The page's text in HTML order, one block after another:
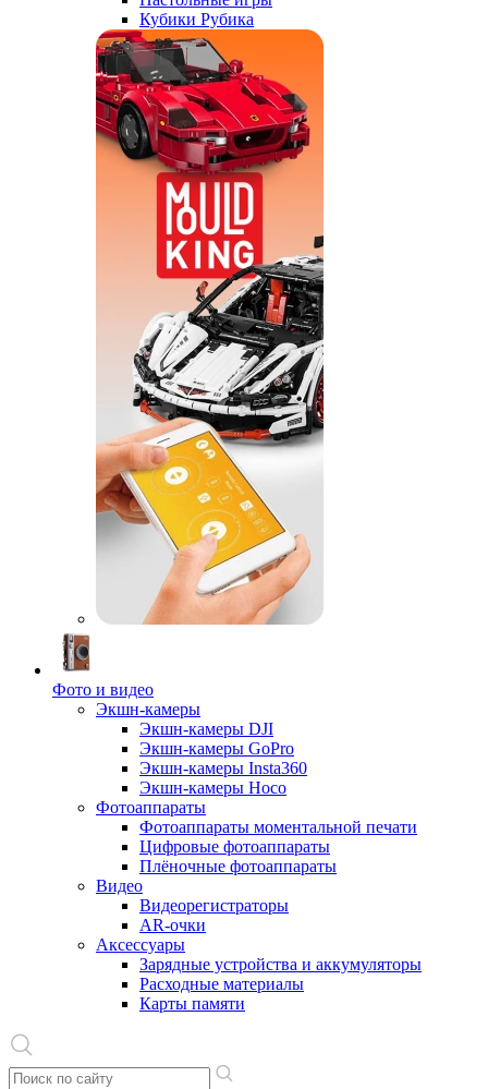
Кубики Рубика
Фото и видео
Экшн-камеры
Экшн-камеры DJI
Экшн-камеры GoPro
Экшн-камеры Insta360
Экшн-камеры Hoco
Фотоаппараты
Фотоаппараты моментальной печати
Цифровые фотоаппараты
Плёночные фотоаппараты
Видео
Видеорегистраторы
AR-очки
Аксессуары
Зарядные устройства и аккумуляторы
Расходные материалы
Карты памяти